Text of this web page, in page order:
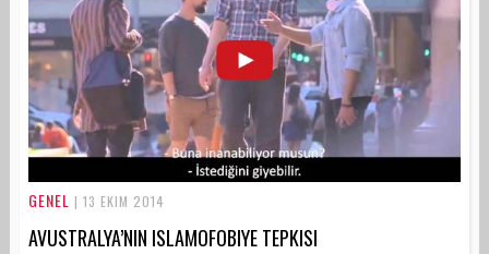
GENEL | 13 EKIM 2014
AVUSTRALYA’NIN ISLAMOFOBIYE TEPKISI